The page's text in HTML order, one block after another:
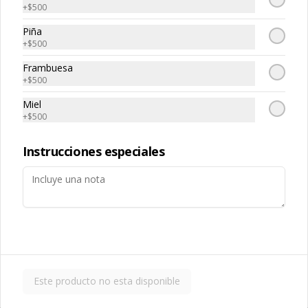
extracto de apio, extracto de repollo,
poroto de soya, comino, paprika,
pimienta, azúcar), satay veggie (aceite
de soya, salsa poroto de soya, aceite
de sesamo, sal, mani, pimienta,
cascara de naranja, curry, canela,
polvo de coco, aji, trigo), diente
jengibre, cebollín, salsa de soya, ajo,
agua, azúcar, mix de hierba (canela,
anís, pimienta y comino), mirin (azúcar,
ajo, cebolla morada, salsa de soya,
sal, trigo, azúcar, condimento
taiwanes, extracto de apio, extracto de
repollo, poroto de soya, comino,
paprika, pimienta, azúcar), salsa ostra
vegana (trigo, soya, shitake, sal, maíz),
condimento 5 sabores (naranja,
canela, anís, pimienta y comino),
pepino, zanahoria.
Arroz Blanco
-白飯-
$2.490
Fideo de Arroz
-台灣米粉-
Fideos artesanales
+$500
Piña
+$500
Frambuesa
+$500
Miel
+$500
Instrucciones especiales
Este producto no esta disponible